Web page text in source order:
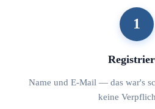
1
Name und E-Mail — das war's
keine